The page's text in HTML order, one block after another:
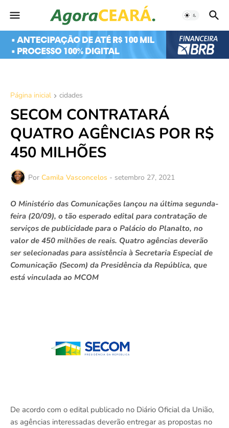
Página inicial cidades
SECOM CONTRATARÁ
QUATRO AGÊNCIAS POR R$
450 MILHÕES
Por Camila Vasconcelos - setembro 27, 2021
O Ministério das Comunicações lançou na última segunda-
feira (20/09), o tão esperado edital para contratação de
serviços de publicidade para o Palácio do Planalto, no
valor de 450 milhões de reais. Quatro agências deverão
ser selecionadas para assistência à Secretaria Especial de
Comunicação (Secom) da Presidência da República, que
está vinculada ao MCOM
De acordo com o edital publicado no Diário Oficial da União,
as agências interessadas deverão entregar as propostas no